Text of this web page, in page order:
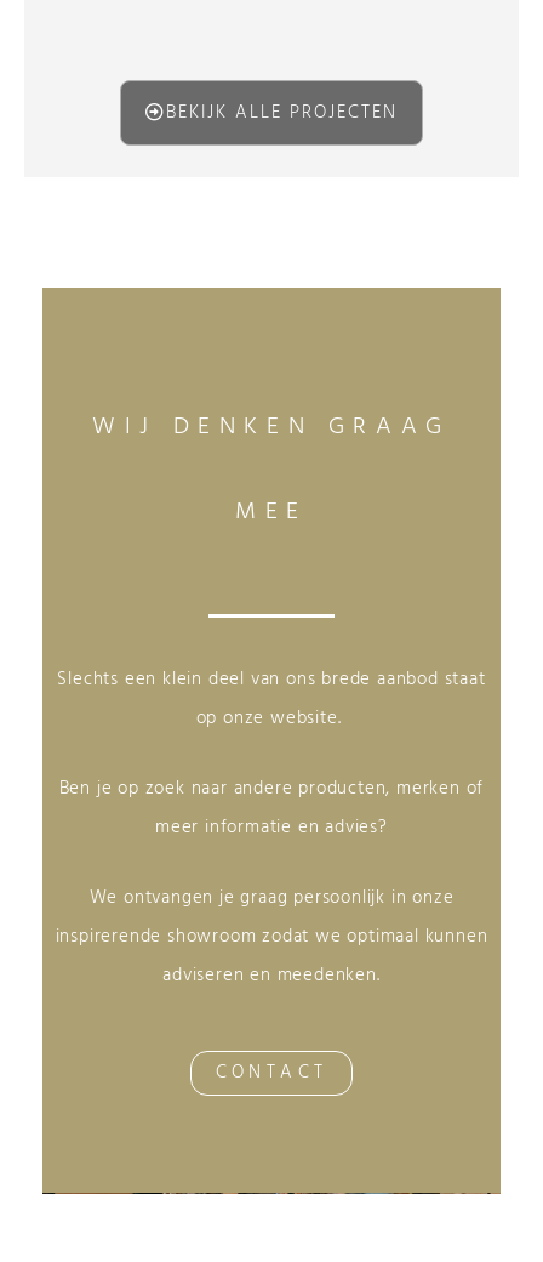
BEKIJK ALLE PROJECTEN
WIJ DENKEN GRAAG
MEE
Slechts een klein deel van ons brede aanbod staat
op onze website.
Ben je op zoek naar andere producten, merken of
meer informatie en advies?
We ontvangen je graag persoonlijk in onze
inspirerende showroom zodat we optimaal kunnen
adviseren en meedenken.
CONTACT